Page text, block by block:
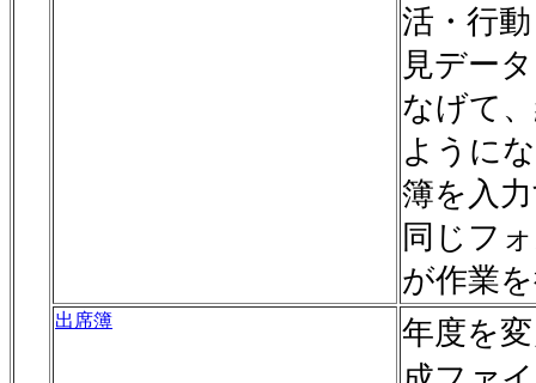
活・行
見デー
なげて
ように
簿を入
同じフ
が作業
出席簿
年度を